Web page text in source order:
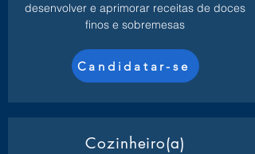
desenvolver e aprimorar receitas de doces
finos e sobremesas
Candidatar-se
Cozinheiro(a)